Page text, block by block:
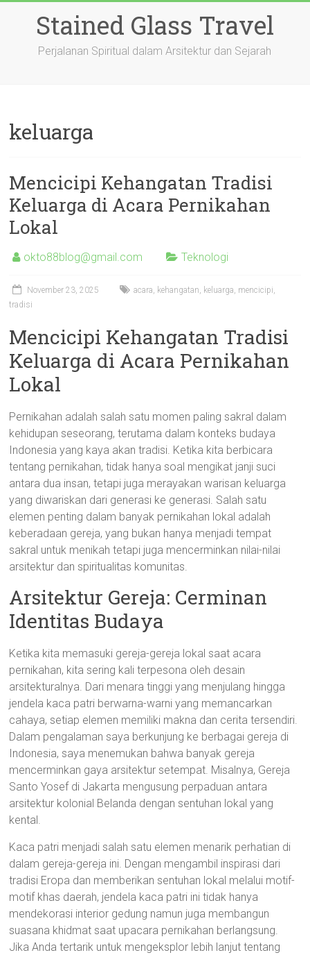
Stained Glass Travel
Perjalanan Spiritual dalam Arsitektur dan Sejarah
keluarga
Mencicipi Kehangatan Tradisi
Keluarga di Acara Pernikahan
Lokal
okto88blog@gmail.com Teknologi
November 23, 2025 acara, kehangatan, keluarga, mencicipi,
tradisi
Mencicipi Kehangatan Tradisi
Keluarga di Acara Pernikahan
Lokal
Pernikahan adalah salah satu momen paling sakral dalam
kehidupan seseorang, terutama dalam konteks budaya
Indonesia yang kaya akan tradisi. Ketika kita berbicara
tentang pernikahan, tidak hanya soal mengikat janji suci
antara dua insan, tetapi juga merayakan warisan keluarga
yang diwariskan dari generasi ke generasi. Salah satu
elemen penting dalam banyak pernikahan lokal adalah
keberadaan gereja, yang bukan hanya menjadi tempat
sakral untuk menikah tetapi juga mencerminkan nilai-nilai
arsitektur dan spiritualitas komunitas.
Arsitektur Gereja: Cerminan
Identitas Budaya
Ketika kita memasuki gereja-gereja lokal saat acara
pernikahan, kita sering kali terpesona oleh desain
arsitekturalnya. Dari menara tinggi yang menjulang hingga
jendela kaca patri berwarna-warni yang memancarkan
cahaya, setiap elemen memiliki makna dan cerita tersendiri.
Dalam pengalaman saya berkunjung ke berbagai gereja di
Indonesia, saya menemukan bahwa banyak gereja
mencerminkan gaya arsitektur setempat. Misalnya, Gereja
Santo Yosef di Jakarta mengusung perpaduan antara
arsitektur kolonial Belanda dengan sentuhan lokal yang
kental.
Kaca patri menjadi salah satu elemen menarik perhatian di
dalam gereja-gereja ini. Dengan mengambil inspirasi dari
tradisi Eropa dan memberikan sentuhan lokal melalui motif-
motif khas daerah, jendela kaca patri ini tidak hanya
mendekorasi interior gedung namun juga membangun
suasana khidmat saat upacara pernikahan berlangsung.
Jika Anda tertarik untuk mengeksplor lebih lanjut tentang